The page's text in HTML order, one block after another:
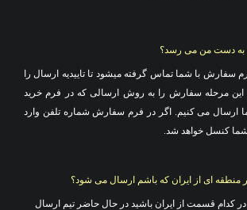
به دست من می رسد؟
سفارش با شما تماس گرفته میشود تا تاییدیه ارسال را
این مرحله سفارش را به روش ارسالی که در فرم خرید
ارسال می کنیم. اگر در فرم سفارش شماره تلفن وارد
کنسل خواهد شد
منطقه ای از ایران که باشم ارسال می شود؟
کدام قسمت از ایران باشید در حال حاضر تیم ارسال